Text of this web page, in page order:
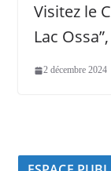
Visitez le
Lac
2 décembre 2024